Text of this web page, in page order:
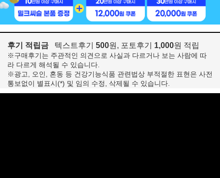
후기 적립금 텍스트후기 500원, 포토후기 1,000원 적립
※구매후기는 주관적인 의견으로 사실과 다르거나 보는 사람에 따
라 다르게 해석될 수 있습니다.
※광고, 오인, 혼동 등 건강기능식품 관련법상 부적절한 표현은 사전
통보없이 별표시(*) 및 임의 수정, 삭제될 수 있습니다.